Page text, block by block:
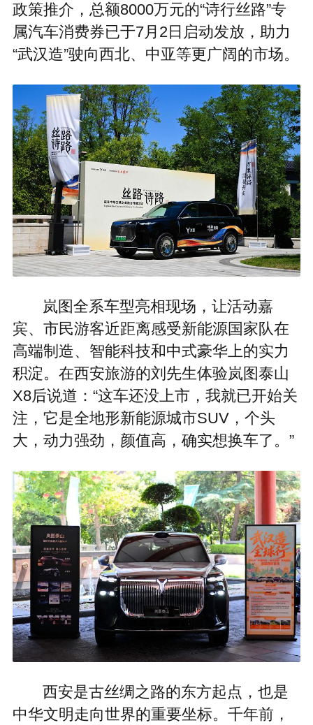
政策推介，总额8000万元的“诗行丝路”专
属汽车消费券已于7月2日启动发放，助力
“武汉造”驶向西北、中亚等更广阔的市场。
岚图全系车型亮相现场，让活动嘉
宾、市民游客近距离感受新能源国家队在
高端制造、智能科技和中式豪华上的实力
积淀。在西安旅游的刘先生体验岚图泰山
X8后说道：“这车还没上市，我就已开始关
注，它是全地形新能源城市SUV，个头
大，动力强劲，颜值高，确实想换车了。”
西安是古丝绸之路的东方起点，也是
中华文明走向世界的重要坐标。千年前，